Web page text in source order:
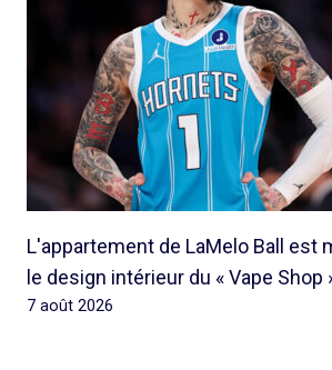
L'appartement de LaMelo Ball est
le design intérieur du « Vape Shop
7 août 2026